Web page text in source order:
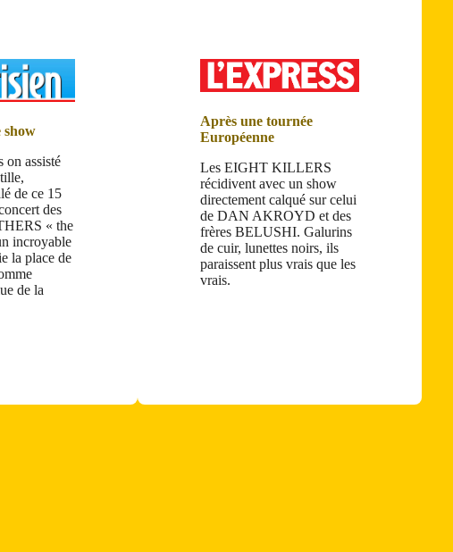
show
on assisté
de ce 15
des
« the
incroyable
la place de
de la
Après une tournée
Européenne
Les EIGHT KILLERS
récidivent avec un show
directement calqué sur celui
de DAN AKROYD et des
frères BELUSHI. Galurins
de cuir, lunettes noirs, ils
paraissent plus vrais que les
vrais.